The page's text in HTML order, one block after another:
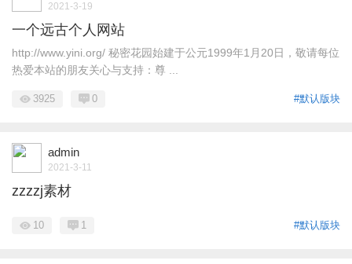
2021-3-19
一个远古个人网站
http://www.yini.org/ 秘密花园始建于公元1999年1月20日，敬请每位
热爱本站的朋友关心与支持：尊 ...
#默认版块
3925 0
admin
2021-3-11
zzzzj素材
#默认版块
10 1